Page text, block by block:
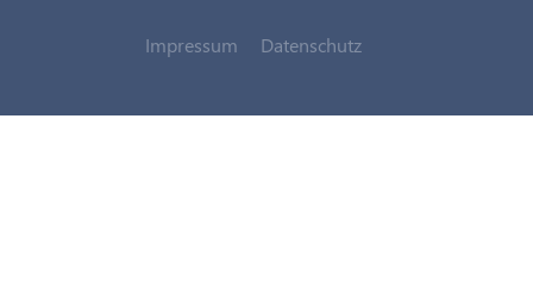
Impressum Datenschutz